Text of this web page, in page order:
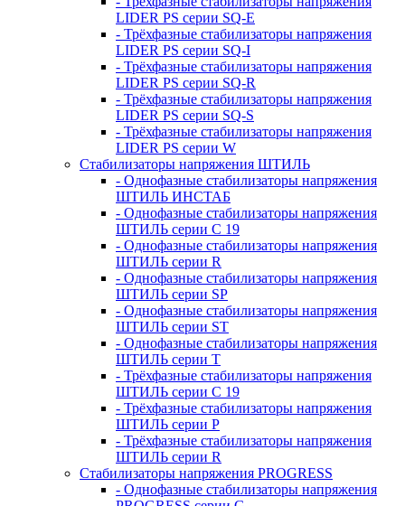
LIDER PS серии SQ-E
- Трёхфазные стабилизаторы напряжения
LIDER PS серии SQ-I
- Трёхфазные стабилизаторы напряжения
LIDER PS серии SQ-R
- Трёхфазные стабилизаторы напряжения
LIDER PS серии SQ-S
- Трёхфазные стабилизаторы напряжения
LIDER PS серии W
Стабилизаторы напряжения ШТИЛЬ
- Однофазные стабилизаторы напряжения
ШТИЛЬ ИНСТАБ
- Однофазные стабилизаторы напряжения
ШТИЛЬ серии C 19
- Однофазные стабилизаторы напряжения
ШТИЛЬ серии R
- Однофазные стабилизаторы напряжения
ШТИЛЬ серии SP
- Однофазные стабилизаторы напряжения
ШТИЛЬ серии ST
- Однофазные стабилизаторы напряжения
ШТИЛЬ серии T
- Трёхфазные стабилизаторы напряжения
ШТИЛЬ серии C 19
- Трёхфазные стабилизаторы напряжения
ШТИЛЬ серии P
- Трёхфазные стабилизаторы напряжения
ШТИЛЬ серии R
Стабилизаторы напряжения PROGRESS
- Однофазные стабилизаторы напряжения